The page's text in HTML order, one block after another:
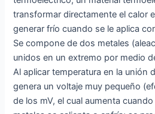
transformar directamente el calor
generar frío cuando se le aplica
Se compone de dos metales
unidos en un extremo por medio
Al aplicar temperatura en la unión
genera un voltaje muy pequeño
de los mV, el cual aumenta